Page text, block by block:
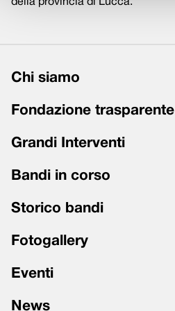
della provincia di Lucca.
Chi siamo
Fondazione trasparente
Grandi Interventi
Bandi in corso
Storico bandi
Fotogallery
Eventi
News